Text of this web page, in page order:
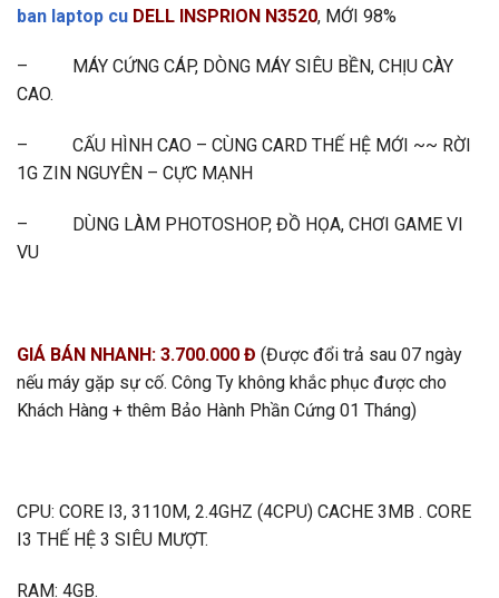
ban laptop cu DELL INSPRION N3520, MỚI 98%
– MÁY CỨNG CÁP, DÒNG MÁY SIÊU BỀN, CHỊU CÀY
CAO.
– CẤU HÌNH CAO – CÙNG CARD THẾ HỆ MỚI ~~ RỜI
1G ZIN NGUYÊN – CỰC MẠNH
– DÙNG LÀM PHOTOSHOP, ĐỒ HỌA, CHƠI GAME VI
VU
GIÁ BÁN NHANH: 3.700.000 Đ (Được đổi trả sau 07 ngày
nếu máy gặp sự cố. Công Ty không khắc phục được cho
Khách Hàng + thêm Bảo Hành Phần Cứng 01 Tháng)
CPU: CORE I3, 3110M, 2.4GHZ (4CPU) CACHE 3MB . CORE
I3 THẾ HỆ 3 SIÊU MƯỢT.
RAM: 4GB.